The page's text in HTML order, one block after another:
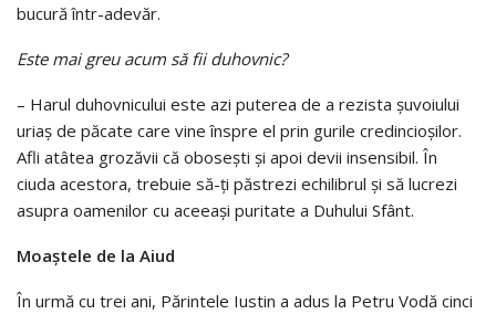
bucură într-adevăr.
Este mai greu acum să fii duhovnic?
– Harul duhovnicului este azi puterea de a rezista şuvoiului
uriaş de păcate care vine înspre el prin gurile credincioşilor.
Afli atâtea grozăvii că oboseşti şi apoi devii insensibil. În
ciuda acestora, trebuie să-ţi păstrezi echilibrul şi să lucrezi
asupra oamenilor cu aceeaşi puritate a Duhului Sfânt.
Moaştele de la Aiud
În urmă cu trei ani, Părintele Iustin a adus la Petru Vodă cinci